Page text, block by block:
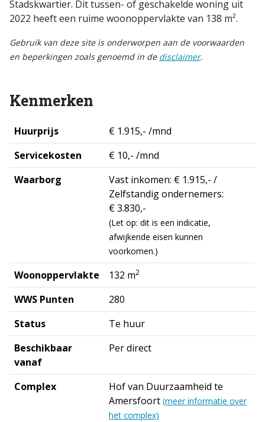
Stadskwartier. Dit tussen- of geschakelde woning uit
2022 heeft een ruime woonoppervlakte van 138 m².
Gebruik van deze site is onderworpen aan de voorwaarden
en beperkingen zoals genoemd in de disclaimer.
Kenmerken
Huurprijs
€ 1.915,- /mnd
Servicekosten
€ 10,- /mnd
Waarborg
Vast inkomen: € 1.915,- /
Zelfstandig ondernemers:
€ 3.830,-
(Let op: dit is een indicatie,
afwijkende eisen kunnen
voorkomen.)
Woonoppervlakte 132 m2
WWS Punten
280
Status
Te huur
Beschikbaar
vanaf
Per direct
Complex
Hof van Duurzaamheid te
Amersfoort (meer informatie over
het complex)